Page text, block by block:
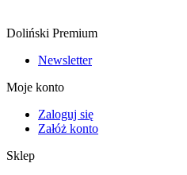
Doliński Premium
Newsletter
Moje konto
Zaloguj się
Załóż konto
Sklep